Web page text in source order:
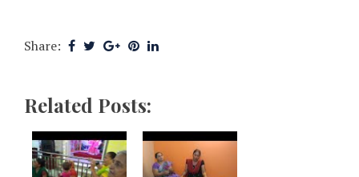
Share:
Related Posts: